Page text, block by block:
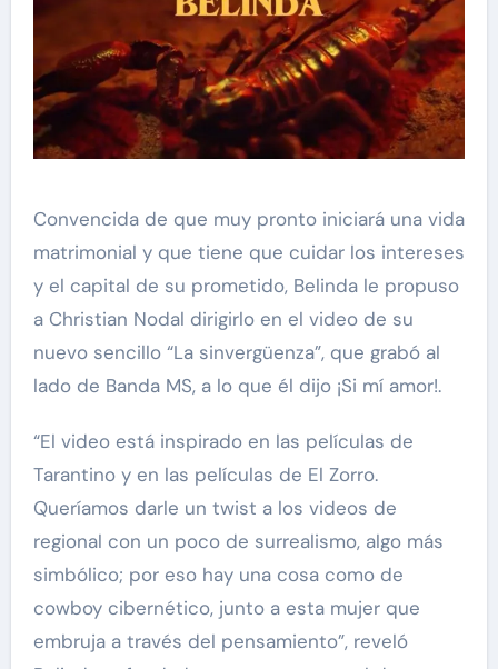
Convencida de que muy pronto iniciará una vida
matrimonial y que tiene que cuidar los intereses
y el capital de su prometido, Belinda le propuso
a Christian Nodal dirigirlo en el video de su
nuevo sencillo “La sinvergüenza”, que grabó al
lado de Banda MS, a lo que él dijo ¡Si mí amor!.
“El video está inspirado en las películas de
Tarantino y en las películas de El Zorro.
Queríamos darle un twist a los videos de
regional con un poco de surrealismo, algo más
simbólico; por eso hay una cosa como de
cowboy cibernético, junto a esta mujer que
embruja a través del pensamiento”, reveló